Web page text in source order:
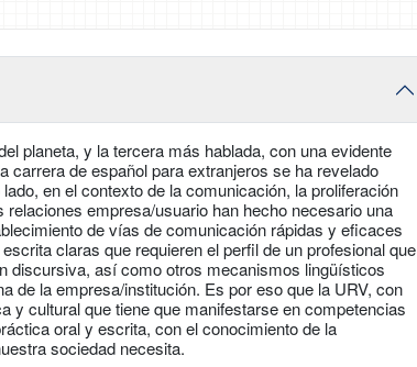
planeta, y la tercera más hablada, con una evidente
carrera de español para extranjeros se ha revelado
en el contexto de la comunicación, la proliferación
empresa/usuario han hecho necesario una
de vías de comunicación rápidas y eficaces
claras que requieren el perfil de un profesional que
discursiva, así como otros mecanismos lingüísticos
de la empresa/institución. Es por eso que la URV, con
y cultural que tiene que manifestarse en competencias
oral y escrita, con el conocimiento de la
sociedad necesita.